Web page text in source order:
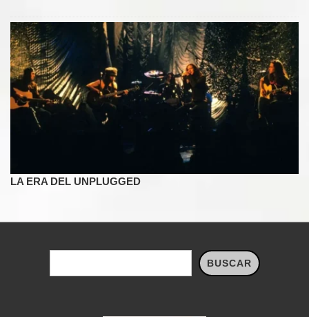
LA ERA DEL UNPLUGGED
BUSCAR